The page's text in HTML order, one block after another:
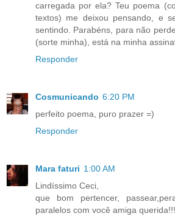
carregada por ela? Teu poema
textos) me deixou pensando, e
sentindo. Parabéns, para não
(sorte minha), está na minha
Responder
Cosmunicando 6:20 PM
perfeito poema, puro prazer =)
Responder
Mara faturi 1:00 AM
Lindíssimo Ceci,
que bom pertencer,
paralelos com você amiga querida!!!